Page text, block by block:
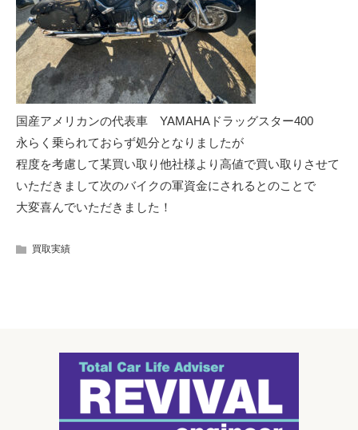
国産アメリカンの代表車 YAMAHAドラッグスター400
永らく乗られておらず処分となりましたが
程度を考慮して某買い取り他社様より高値で買い取りさせて
いただきまして次のバイクの軍資金にされるとのことで
大変喜んでいただきました！
買取実績